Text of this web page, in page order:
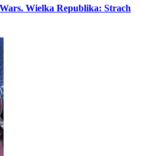
Wielka Republika: Strach